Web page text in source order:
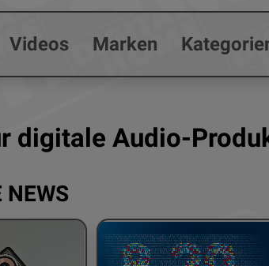
Videos Marken
digitale Audio-
NEWS